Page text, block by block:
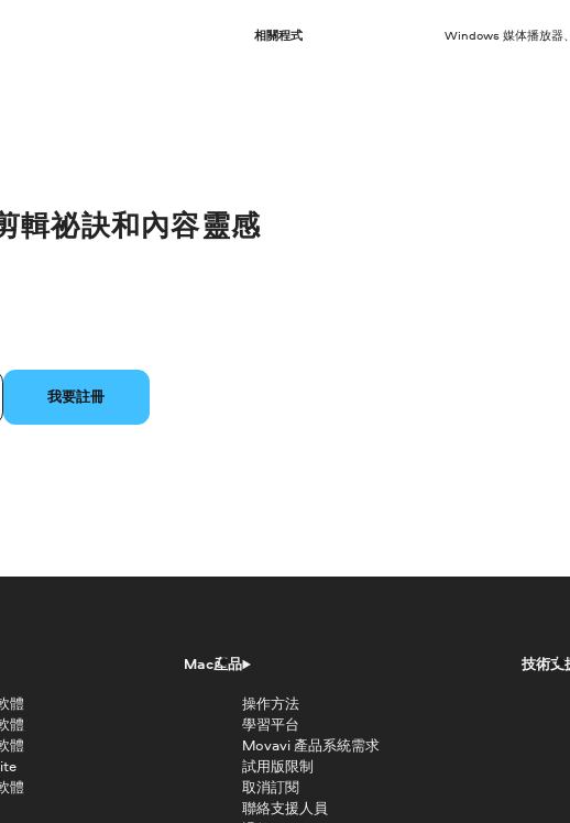
相關程式 Windows 媒体播放器
輯祕訣和內容靈感
我要註冊
Mac產品
體
體
體
體
技術支
操作方法
學習平台
Movavi 產品系統需求
試用版限制
取消訂閱
聯絡支援人員